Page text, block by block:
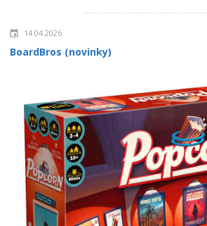
14.04.2026
BoardBros (novinky)